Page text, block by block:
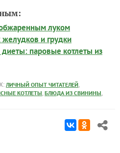
луком
и грудки
паровые котлеты из
ЛИЧНЫЙ ОПЫТ ЧИТАТЕЛЕЙ,
КОТЛЕТЫ, БЛЮДА ИЗ СВИНИНЫ,